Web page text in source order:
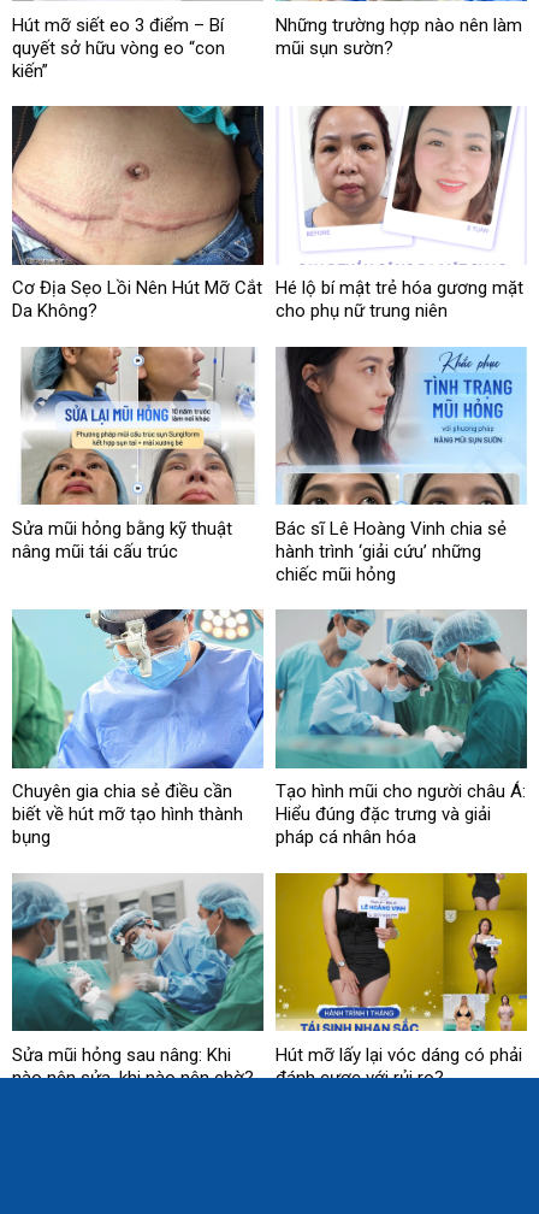
Hút mỡ siết eo 3 điểm – Bí
quyết sở hữu vòng eo “con
kiến”
Những trường hợp nào nên làm
mũi sụn sườn?
Cơ Địa Sẹo Lồi Nên Hút Mỡ Cắt
Da Không?
Hé lộ bí mật trẻ hóa gương mặt
cho phụ nữ trung niên
Sửa mũi hỏng bằng kỹ thuật
nâng mũi tái cấu trúc
Bác sĩ Lê Hoàng Vinh chia sẻ
hành trình ‘giải cứu’ những
chiếc mũi hỏng
Chuyên gia chia sẻ điều cần
biết về hút mỡ tạo hình thành
bụng
Tạo hình mũi cho người châu Á:
Hiểu đúng đặc trưng và giải
pháp cá nhân hóa
Sửa mũi hỏng sau nâng: Khi
nào nên sửa, khi nào nên chờ?
Hút mỡ lấy lại vóc dáng có phải
đánh cược với rủi ro?